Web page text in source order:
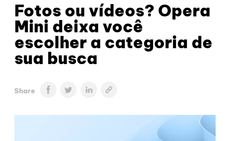
Fotos ou vídeos? Opera
Mini deixa você
escolher a categoria de
sua busca
Share